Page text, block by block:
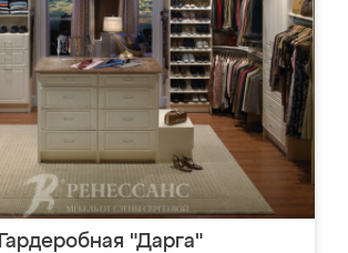
Гардеробная "Дарга"